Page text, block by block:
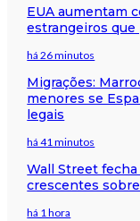
EUA aumentam
estrangeiros
há 26 minutos
Migrações:
menores se
legais
há 41 minutos
Wall Street
crescentes
há 1 hora